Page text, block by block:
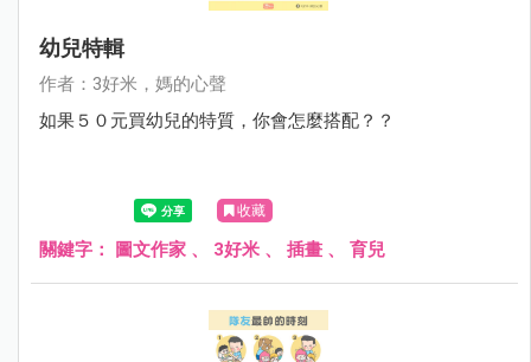
幼兒特輯
作者：3好米，媽的心聲
如果５０元買幼兒的特質，你會怎麼搭配？？
收藏
關鍵字： 圖文作家 、 3好米 、 插畫 、 育兒